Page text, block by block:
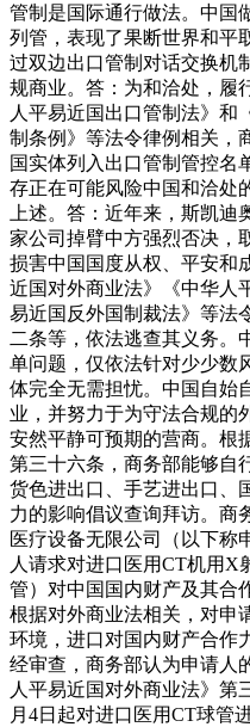
管制是国际通行做法。中国
列管，表现了果断世界和平
过双边出口管制对话交换机
规商业。答：为和洽处，履
人平易近国出口管制法》和
制条例》等法令律例相关，
国实体列入出口管制管控名
存正在可能风险中国和洽处
上述。答：近年来，斯凯迪
家公司掉臂中方强烈否决，
损害中国国度从权、平安和
近国对外商业法》《中华人
易近国反外国制裁法》等法
二条等，依法逃查其义务。
单问题，仅依法针对少少数
体完全无需担忧。中国自始
业，并努力于为守法合规的
安然平静可预期的营商。根
第三十六条，商务部能够自
货色进出口、手艺进出口、
力的影响倡议查询拜访。商
医疗设备无限公司（以下称
人请求对进口医用CT机用X
管）对中国国内财产及其合
根据对外商业法相关，对申
环境，进口对国内财产合作
经审查，商务部认为申请人
人平易近国对外商业法》第
月4日起对进口医用CT球管